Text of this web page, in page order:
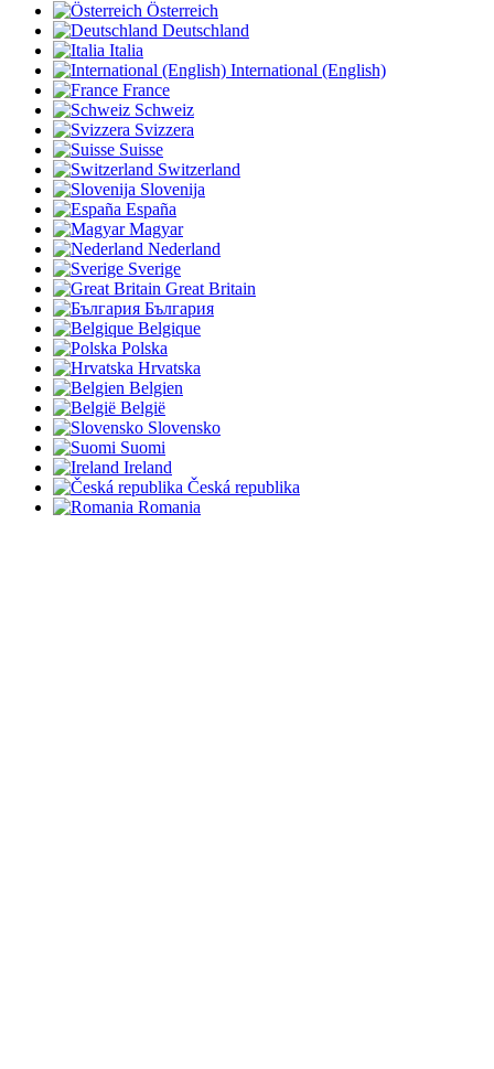
Österreich
Deutschland
Italia
International (English)
France
Schweiz
Svizzera
Suisse
Switzerland
Slovenija
España
Magyar
Nederland
Sverige
Great Britain
България
Belgique
Polska
Hrvatska
Belgien
België
Slovensko
Suomi
Ireland
Česká republika
Romania